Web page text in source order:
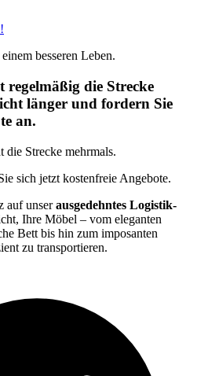
besseren Leben.
regelmäßig die Strecke
länger und fordern Sie
an.
die Strecke mehrmals.
sich jetzt kostenfreie Angebote.
auf unserausgedehntes Logistik-
Ihre Möbel – vom eleganten
Bett bis hin zum imposanten
zu transportieren.